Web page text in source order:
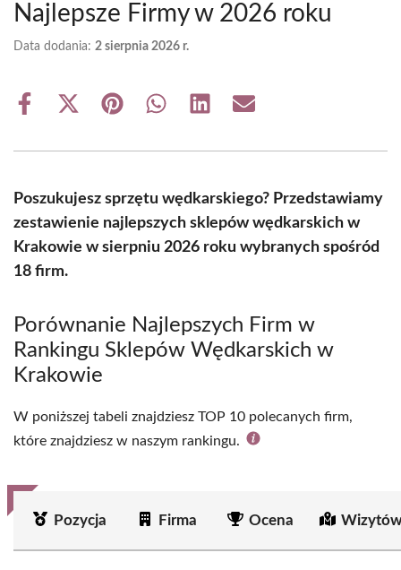
Najlepsze Firmy w 2026 roku
Data dodania: 2 sierpnia 2026 r.
Share
Share
(Twitter)
Share Share Share Share
Poszukujesz sprzętu wędkarskiego? Przedstawiamy
zestawienie najlepszych sklepów wędkarskich w
Krakowie w sierpniu 2026 roku wybranych spośród
18 firm.
Porównanie Najlepszych Firm w
Rankingu Sklepów Wędkarskich w
Krakowie
W poniższej tabeli znajdziesz TOP 10 polecanych firm,
które znajdziesz w naszym rankingu.
Pozycja Firma Ocena